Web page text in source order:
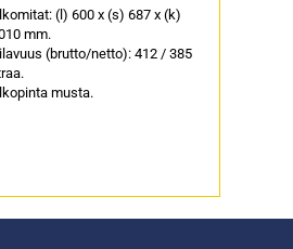
(l) 600 x (s) 687 x (k)
mm.
(brutto/netto): 412 / 385
musta.